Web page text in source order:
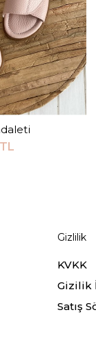
Gizlilik
KVKK
Gizilik
Satış